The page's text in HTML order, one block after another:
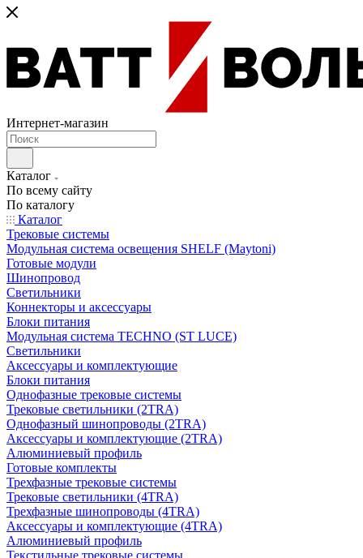
Интернет-магазин
Каталог
По всему сайту
По каталогу
Каталог
Трековые системы
Модульная система освещения SHELF (Maytoni)
Готовые модули
Шинопровод
Светильники
Коннекторы и аксессуары
Блоки питания
Модульная система TECHNO (ST LUCE)
Светильники
Аксессуары и комплектующие
Блоки питания
Однофазные трековые системы
Трековые светильники (2TRA)
Однофазный шинопроводы (2TRA)
Аксессуары и комплектующие (2TRA)
Алюминиевый профиль
Готовые комплекты
Трехфазные трековые системы
Трековые светильники (4TRA)
Трехфазные шинопроводы (4TRA)
Аксессуары и комплектующие (4TRA)
Алюминиевый профиль
Текстильные трековые системы